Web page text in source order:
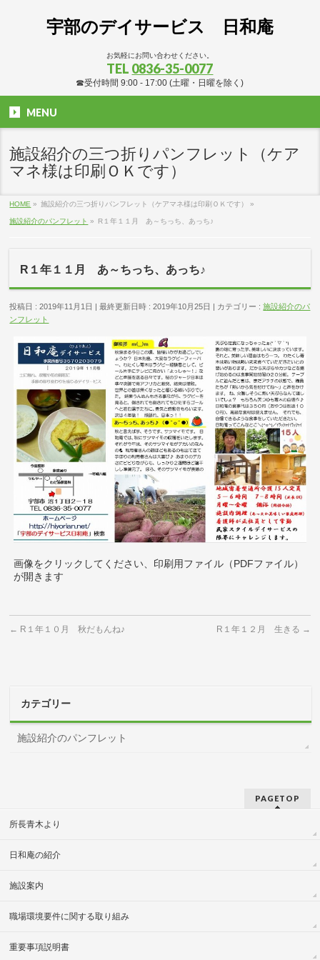
宇部のデイサービス 日和庵
お気軽にお問い合わせください。
TEL 0836-35-0077
☎受付時間 9:00 - 17:00 (土曜・日曜を除く)
MENU
施設紹介の三つ折りパンフレット（ケア
マネ様は印刷ＯＫです）
HOME » 施設紹介の三つ折りパンフレット（ケアマネ様は印刷ＯＫです） »
施設紹介のパンフレット » R１年１１月 あ～ちっち、あっち♪
R１年１１月 あ～ちっち、あっち♪
投稿日 : 2019年11月1日 最終更新日時 : 2019年10月25日 カテゴリー :施設紹介のパ
ンフレット
画像をクリックしてください、印刷用ファイル（PDFファイル）
が開きます
← R１年１０月 秋だもんね♪ R１年１２月 生きる →
カテゴリー
施設紹介のパンフレット
PAGETOP
所長青木より
日和庵の紹介
施設案内
職場環境要件に関する取り組み
重要事項説明書